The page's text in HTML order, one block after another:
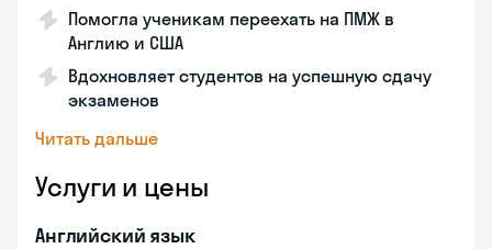
Помогла ученикам переехать на ПМЖ в
Англию и США
Вдохновляет студентов на успешную сдачу
экзаменов
Читать дальше
Услуги и цены
Английский язык